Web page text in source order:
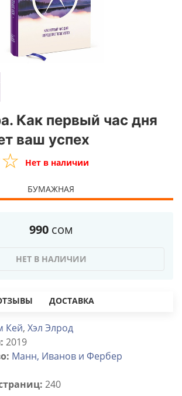
Как первый час дня
ваш успех
☆
★ Нет в наличии
БУМАЖНАЯ
990 сом
НЕТ В НАЛИЧИИ
ДОСТАВКА
Кей, Хэл Элрод
2019
Манн, Иванов и Фербер
240